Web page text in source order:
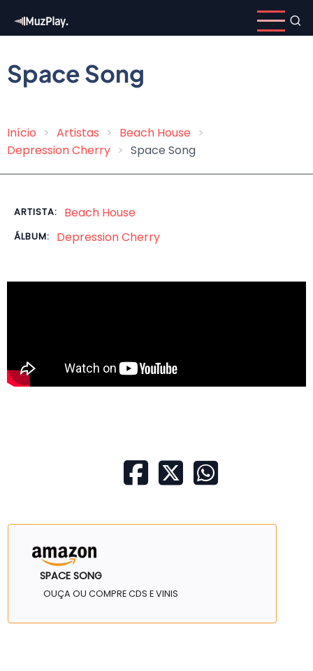
para
conteúdo
principal
Space Song
Trilha
Início Artistas
Beach House
Depression Cherry
Space Song
ARTISTA: Beach House
ÁLBUM: Depression Cherry
SPACE SONG
OUÇA OU COMPRE CDS E VINIS